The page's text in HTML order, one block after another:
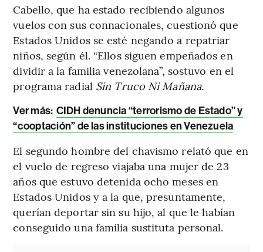
Cabello, que ha estado recibiendo algunos
vuelos con sus connacionales, cuestionó que
Estados Unidos se esté negando a repatriar
niños, según él. “Ellos siguen empeñados en
dividir a la familia venezolana”, sostuvo en el
programa radial Sin Truco Ni Mañana.
Ver más: CIDH denuncia “terrorismo de Estado” y
“cooptación” de las instituciones en Venezuela
El segundo hombre del chavismo relató que en
el vuelo de regreso viajaba una mujer de 23
años que estuvo detenida ocho meses en
Estados Unidos y a la que, presuntamente,
querían deportar sin su hijo, al que le habían
conseguido una familia sustituta personal.